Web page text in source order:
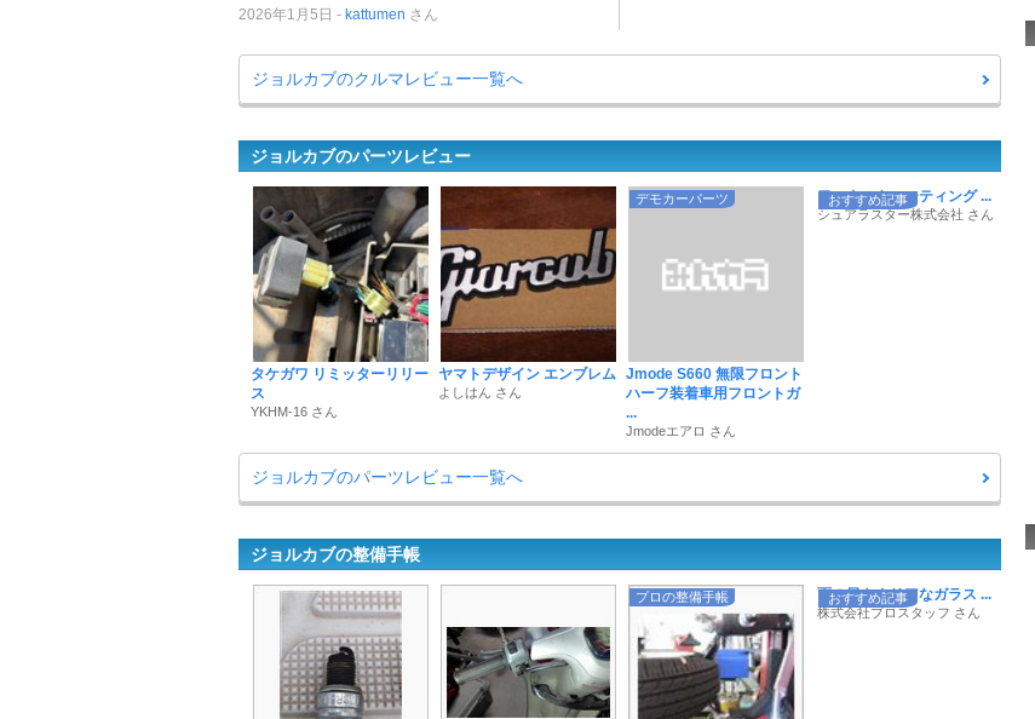
2026年1月5日
kattumen さん
ジョルカブのクルマレビュー一覧へ
ジョルカブのパーツレビュー
タケガワ リミッターリリー
ス
YKHM-16 さん
ヤマトデザイン エンブレム
よしはん さん
デモカーパーツ
Jmode S660 無限フロント
ハーフ装着車用フロントガ
...
Jmodeエアロ さん
おすすめ記事
ワックスやコーティング ...
シュアラスター株式会社 さん
ジョルカブのパーツレビュー一覧へ
ジョルカブの整備手帳
プロの整備手帳 おすすめ記事
雨の日もクリアなガラス ...
株式会社プロスタッフ さん